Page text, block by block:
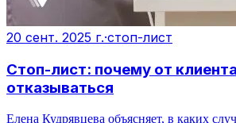
20 сент. 2025 г.·стоп-лист
Стоп-лист: почему от
отказываться
Елена Кудрявцева объясняет, в каких